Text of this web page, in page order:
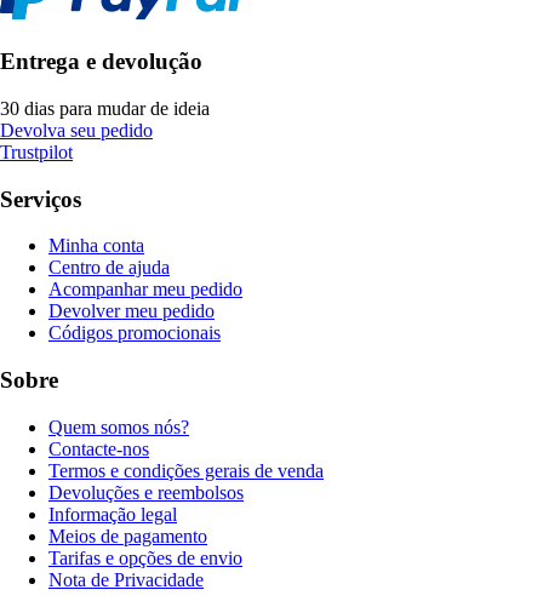
Entrega e devolução
30 dias para mudar de ideia
Devolva seu pedido
Trustpilot
Serviços
Minha conta
Centro de ajuda
Acompanhar meu pedido
Devolver meu pedido
Códigos promocionais
Sobre
Quem somos nós?
Contacte-nos
Termos e condições gerais de venda
Devoluções e reembolsos
Informação legal
Meios de pagamento
Tarifas e opções de envio
Nota de Privacidade